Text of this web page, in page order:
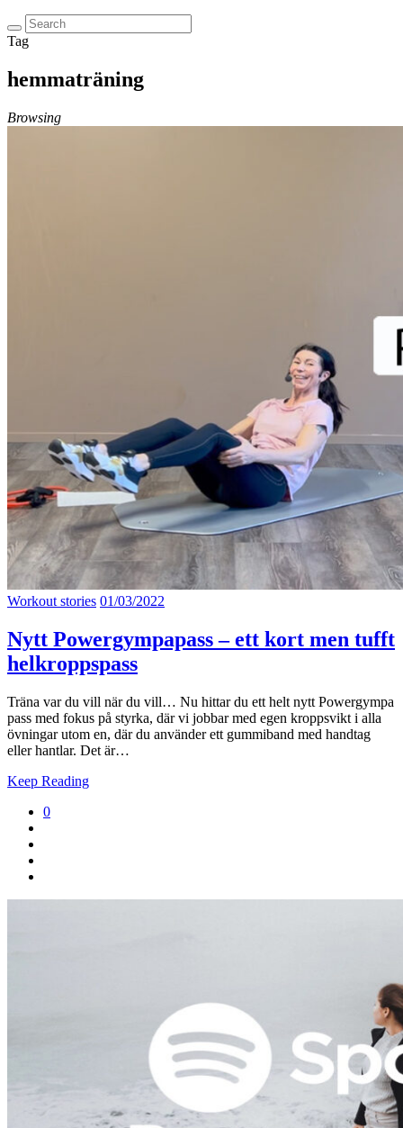
Tag
hemmaträning
Browsing
Workout stories 01/03/2022
Nytt Powergympapass – ett kort men tufft
helkroppspass
Träna var du vill när du vill… Nu hittar du ett helt nytt Powergympa
pass med fokus på styrka, där vi jobbar med egen kroppsvikt i alla
övningar utom en, där du använder ett gummiband med handtag
eller hantlar. Det är…
Keep Reading
0